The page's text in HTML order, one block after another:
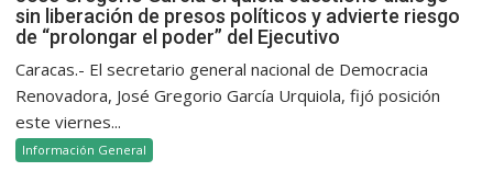
sin liberación de presos políticos y advierte riesgo
de “prolongar el poder” del Ejecutivo
Caracas.- El secretario general nacional de Democracia
Renovadora, José Gregorio García Urquiola, fijó posición
este viernes...
Información General